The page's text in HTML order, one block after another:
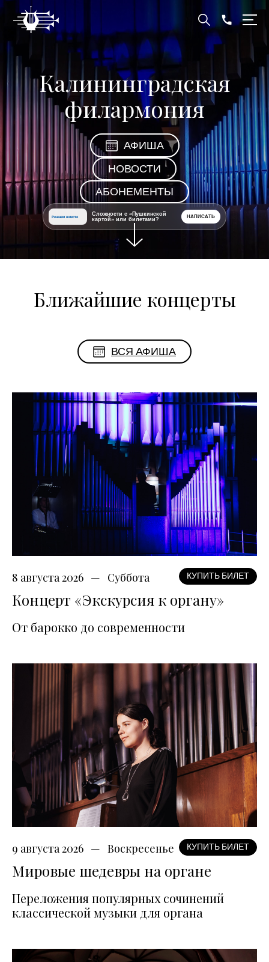
Калининградская
филармония
АФИША
НОВОСТИ
АБОНЕМЕНТЫ
Решаем вместе
Сложности с «Пушкинской
картой» или билетами?
НАПИСАТЬ
Ближайшие концерты
ВСЯ АФИША
8 августа 2026 Суббота КУПИТЬ БИЛЕТ
Концерт «Экскурсия к органу»
От барокко до современности
9 августа 2026 Воскресенье КУПИТЬ БИЛЕТ
Мировые шедевры на органе
Переложения популярных сочинений
классической музыки для органа